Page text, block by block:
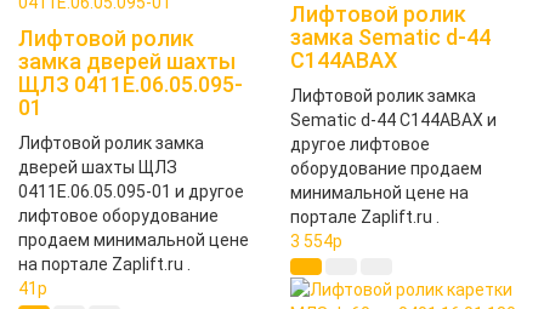
Лифтовой ролик
замка дверей шахты
ЩЛЗ 0411Е.06.05.095-
01
Лифтовой ролик замка
дверей шахты ЩЛЗ
0411Е.06.05.095-01 и другое
лифтовое оборудование
продаем минимальной цене
на портале Zaplift.ru .
41p
Лифтовой ролик
замка Sematic d-44
C144ABAX
Лифтовой ролик замка
Sematic d-44 C144ABAX и
другое лифтовое
оборудование продаем
минимальной цене на
портале Zaplift.ru .
3 554p